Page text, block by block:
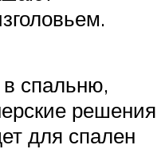
спальню,
решения
для спален